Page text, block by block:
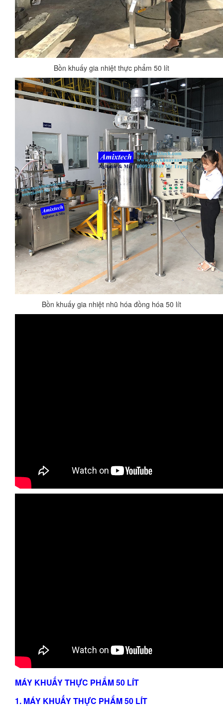
Bồn khuấy gia nhiệt thực phẩm 50 lít
Bồn khuấy gia nhiệt nhũ hóa đồng hóa 50 lít
MÁY KHUẤY THỰC PHẨM 50 LÍT
1. MÁY KHUẤY THỰC PHẨM 50 LÍT